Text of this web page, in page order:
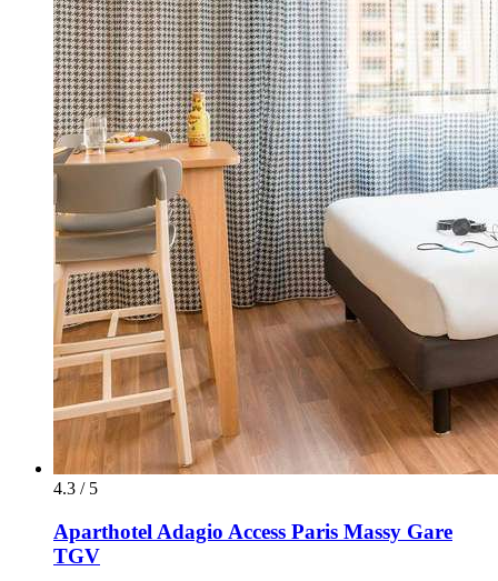
4.3 / 5
Aparthotel Adagio Access Paris Massy Gare
TGV